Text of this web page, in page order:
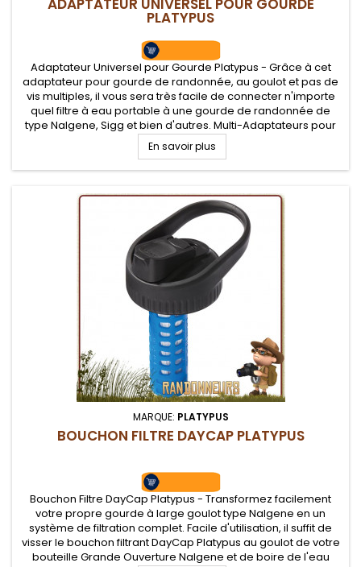
ADAPTATEUR UNIVERSEL POUR GOURDE
PLATYPUS
Adaptateur Universel pour Gourde Platypus - Grâce à cet
adaptateur pour gourde de randonnée, au goulot et pas de
vis multiples, il vous sera très facile de connecter n'importe
quel filtre à eau portable à une gourde de randonnée de
type Nalgene, Sigg et bien d'autres. Multi-Adaptateurs pour
gourdes Platypus
En savoir plus
MARQUE: PLATYPUS
BOUCHON FILTRE DAYCAP PLATYPUS
Bouchon Filtre DayCap Platypus - Transformez facilement
votre propre gourde à large goulot type Nalgene en un
système de filtration complet. Facile d'utilisation, il suffit de
visser le bouchon filtrant DayCap Platypus au goulot de votre
bouteille Grande Ouverture Nalgene et de boire de l'eau